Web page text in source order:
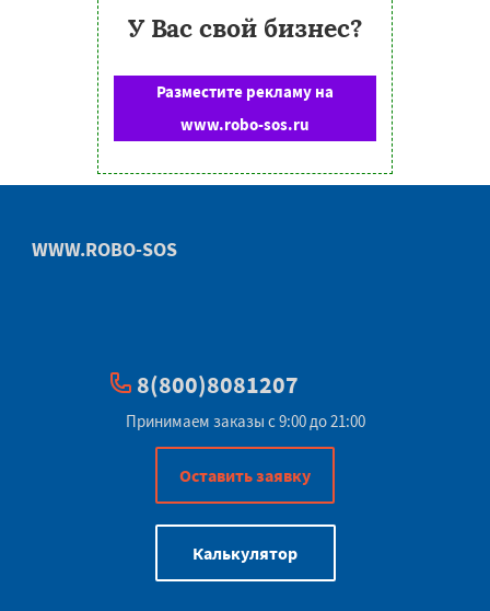
У Вас свой бизнес?
Разместите рекламу на
www.robo-sos.ru
WWW.ROBO-SOS
8(800)8081207
Принимаем заказы с 9:00 до 21:00
Оставить заявку
Калькулятор